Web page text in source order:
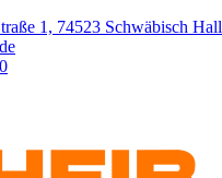
1, 74523 Schwäbisch Hall